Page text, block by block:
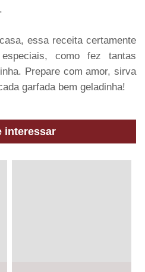
essa receita certamente
como fez tantas
Prepare com amor, sirva
garfada bem geladinha!
interessar